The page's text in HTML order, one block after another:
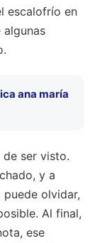
escalofrío en
algunas
ana maría
de ser visto.
y a
olvidar,
Al final,
ese